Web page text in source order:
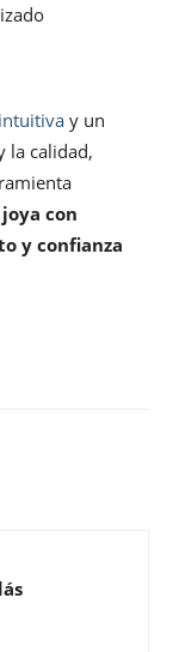
y un
la calidad,
con
y confianza